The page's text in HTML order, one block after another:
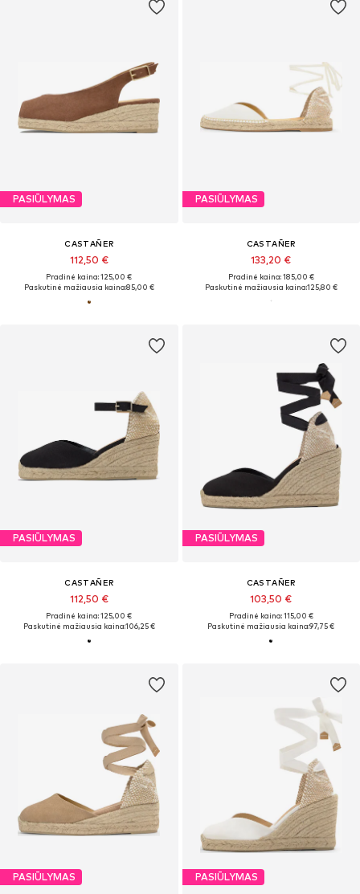
PASIŪLYMAS
CASTAÑER
112,50 €
Pradinė kaina: 125,00 €
Paskutinė mažiausia kaina:85,00 €
PASIŪLYMAS
CASTAÑER
133,20 €
Pradinė kaina: 185,00 €
Paskutinė mažiausia kaina:125,80 €
PASIŪLYMAS
CASTAÑER
112,50 €
Pradinė kaina: 125,00 €
Paskutinė mažiausia kaina:106,25 €
PASIŪLYMAS
CASTAÑER
103,50 €
Pradinė kaina: 115,00 €
Paskutinė mažiausia kaina:97,75 €
PASIŪLYMAS PASIŪLYMAS